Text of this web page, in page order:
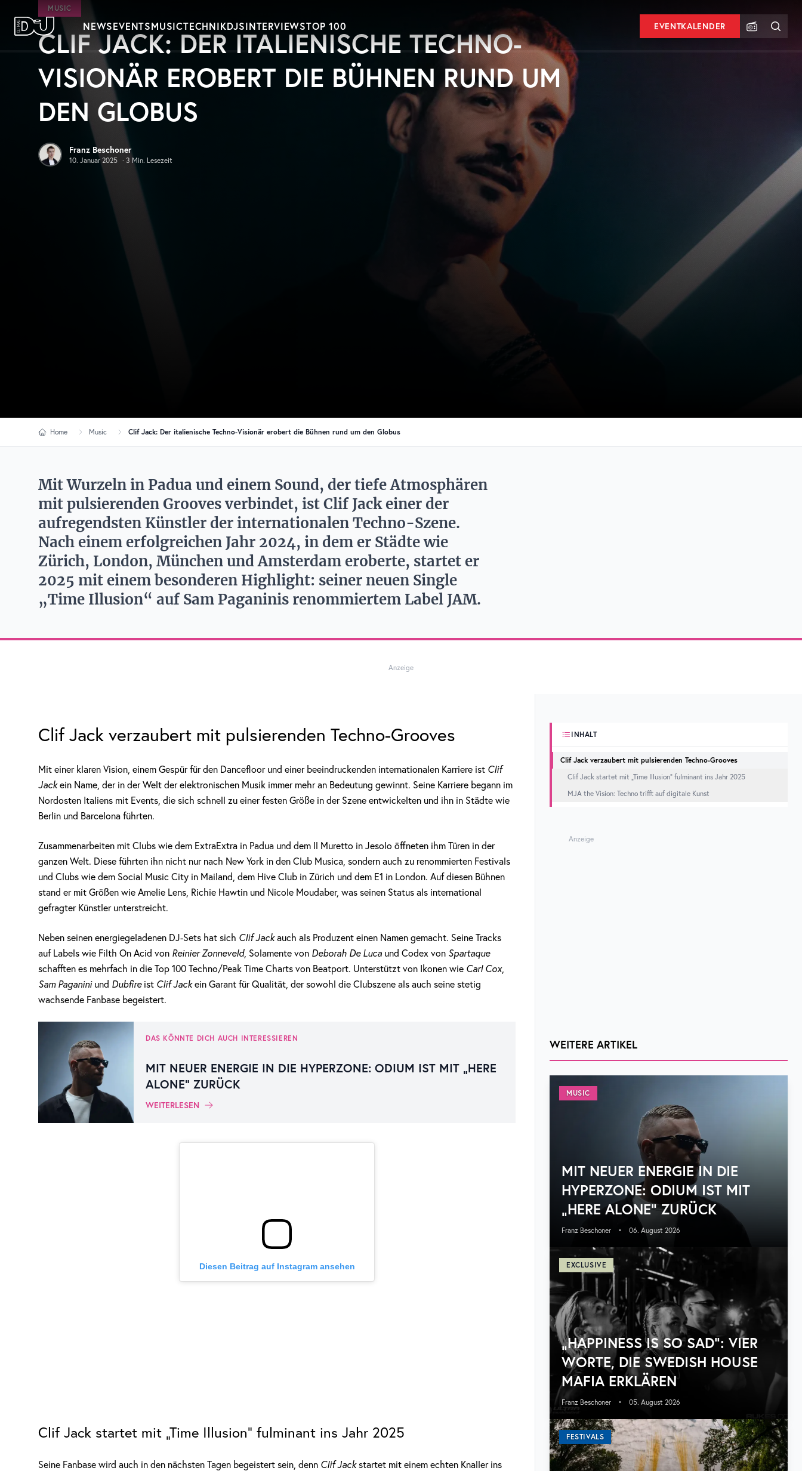
Zum Hauptinhalt springen
DJ Mag Germany
NEWSEVENTSMUSICTECHNIKDJSINTERVIEWSTOP 100 EVENTKALENDER
MUSIC
CLIF JACK: DER ITALIENISCHE TECHNO-
VISIONÄR EROBERT DIE BÜHNEN RUND UM
DEN GLOBUS
Franz Beschoner
10. Januar 2025 · 3 Min. Lesezeit
Home Music Clif Jack: Der italienische Techno-Visionär erobert die Bühnen rund um den Globus
Mit Wurzeln in Padua und einem Sound, der tiefe Atmosphären
mit pulsierenden Grooves verbindet, ist Clif Jack einer der
aufregendsten Künstler der internationalen Techno-Szene.
Nach einem erfolgreichen Jahr 2024, in dem er Städte wie
Zürich, London, München und Amsterdam eroberte, startet er
2025 mit einem besonderen Highlight: seiner neuen Single
„Time Illusion“ auf Sam Paganinis renommiertem Label JAM.
Anzeige
Clif Jack verzaubert mit pulsierenden Techno-Grooves
Mit einer klaren Vision, einem Gespür für den Dancefloor und einer beeindruckenden internationalen Karriere ist Clif
Jackein Name, der in der Welt der elektronischen Musik immer mehr an Bedeutung gewinnt. Seine Karriere begann im
Nordosten Italiens mit Events, die sich schnell zu einer festen Größe in der Szene entwickelten und ihn in Städte wie
Berlin und Barcelona führten.
Zusammenarbeiten mit Clubs wie dem ExtraExtra in Padua und dem Il Muretto in Jesolo öffneten ihm Türen in der
ganzen Welt. Diese führten ihn nicht nur nach New York in den Club Musica, sondern auch zu renommierten Festivals
und Clubs wie dem Social Music City in Mailand, dem Hive Club in Zürich und dem E1 in London. Auf diesen Bühnen
stand er mit Größen wie Amelie Lens, Richie Hawtin und Nicole Moudaber, was seinen Status als international
gefragter Künstler unterstreicht.
Neben seinen energiegeladenen DJ-Sets hat sich Clif Jackauch als Produzent einen Namen gemacht. Seine Tracks
auf Labels wie Filth On Acid von Reinier Zonneveld, Solamente von Deborah De Luca und Codex von Spartaque
schafften es mehrfach in die Top 100 Techno/Peak Time Charts von Beatport. Unterstützt von Ikonen wie Carl Cox,
Sam Paganiniund Dubfire ist Clif Jackein Garant für Qualität, der sowohl die Clubszene als auch seine stetig
wachsende Fanbase begeistert.
DAS KÖNNTE DICH AUCH INTERESSIEREN
MIT NEUER ENERGIE IN DIE HYPERZONE: ODIUM IST MIT „HERE
ALONE“ ZURÜCK
WEITERLESEN
Diesen Beitrag auf Instagram ansehen
Clif Jack startet mit „Time Illusion“ fulminant ins Jahr 2025
Seine Fanbase wird auch in den nächsten Tagen begeistert sein, denn Clif Jackstartet mit einem echten Knaller ins
INHALT
Clif Jack verzaubert mit pulsierenden Techno-Grooves
Clif Jack startet mit „Time Illusion“ fulminant ins Jahr 2025
MJA the Vision: Techno trifft auf digitale Kunst
Anzeige
WEITERE ARTIKEL
MUSIC
MIT NEUER ENERGIE IN DIE
HYPERZONE: ODIUM IST MIT
„HERE ALONE“ ZURÜCK
Franz Beschoner • 06. August 2026
EXCLUSIVE
„HAPPINESS IS SO SAD“: VIER
WORTE, DIE SWEDISH HOUSE
MAFIA ERKLÄREN
Franz Beschoner • 05. August 2026
FESTIVALS